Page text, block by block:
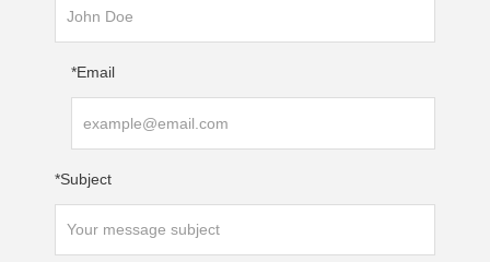
Email*
Subject*